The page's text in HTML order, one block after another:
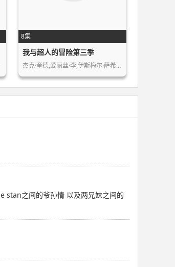
8集
我与超人的冒险第三季
杰克·奎德,爱丽丝·李,伊斯梅尔·萨希…
stan之间的爷孙情 以及两兄妹之间的